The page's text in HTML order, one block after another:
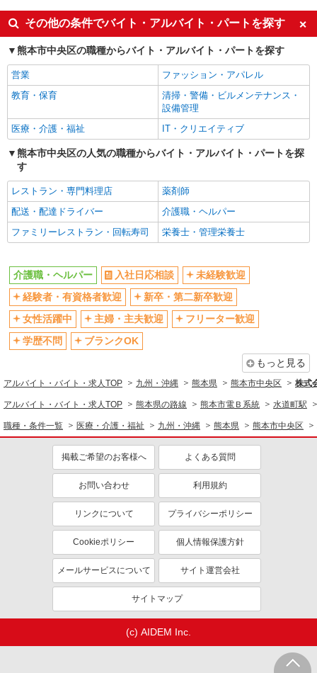
未経験歓迎
ミドル（40代～）活躍中
ボーナス・賞与あり
車通勤OK
交通費支給
社会保険あり
産休・育休取得実績あり
その他の条件でバイト・アルバイト・パートを探す
熊本市中央区の職種からバイト・アルバイト・パートを探す
営業
ファッション・アパレル
教育・保育
清掃・警備・ビルメンテナンス・
設備管理
医療・介護・福祉
IT・クリエイティブ
熊本市中央区の人気の職種からバイト・アルバイト・パートを探
す
レストラン・専門料理店
薬剤師
配送・配達ドライバー
介護職・ヘルパー
ファミリーレストラン・回転寿司
栄養士・管理栄養士
介護職・ヘルパー 入社日応相談
未経験歓迎
経験者・有資格者歓迎
新卒・第二新卒歓迎
女性活躍中
主婦・主夫歓迎
フリーター歓迎
学歴不問
ブランクOK
もっと見る
アルバイト・バイト・求人TOP 九州・沖縄 熊本県 熊本市中央区 株式
アルバイト・バイト・求人TOP 熊本県の路線 熊本市電Ｂ系統 水道町駅
職種・条件一覧 医療・介護・福祉 九州・沖縄 熊本県 熊本市中央区
掲載ご希望のお客様へ よくある質問
お問い合わせ 利用規約
リンクについて プライバシーポリシー
Cookieポリシー 個人情報保護方針
メールサービスについて サイト運営会社
サイトマップ
(c) AIDEM Inc.